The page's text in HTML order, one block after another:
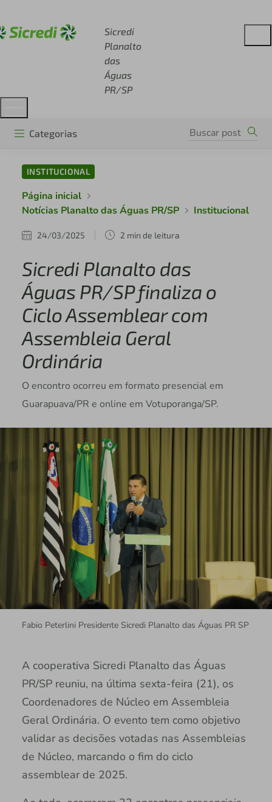
Sicredi
Planalto
das
Águas
PR/SP
Categorias
INSTITUCIONAL
Página inicial
Notícias Planalto das Águas PR/SP
Institucional
24/03/2025 2 min de leitura
Sicredi Planalto das
Águas PR/SP finaliza o
Ciclo Assemblear com
Assembleia Geral
Ordinária
O encontro ocorreu em formato presencial em
Guarapuava/PR e online em Votuporanga/SP.
Fabio Peterlini Presidente Sicredi Planalto das Águas PR SP
A cooperativa Sicredi Planalto das Águas
PR/SP reuniu, na última sexta-feira (21), os
Coordenadores de Núcleo em Assembleia
Geral Ordinária. O evento tem como objetivo
validar as decisões votadas nas Assembleias
de Núcleo, marcando o fim do ciclo
assemblear de 2025.